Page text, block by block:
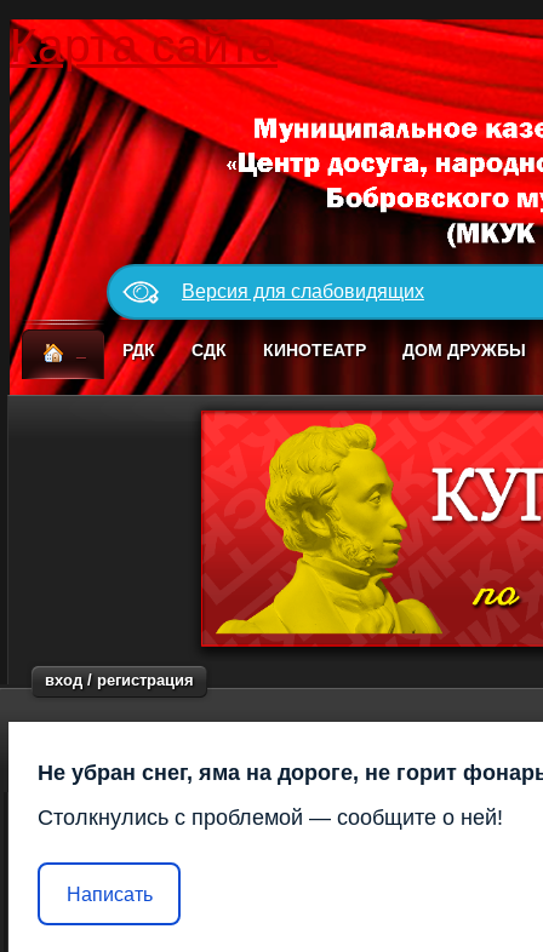
Карта сайта
Версия для слабовидящих
РДК СДК КИНОТЕАТР ДОМ ДРУЖБЫ
вход / регистрация
Не убран снег, яма на дороге, не горит
Столкнулись с проблемой — сообщите о ней!
Написать